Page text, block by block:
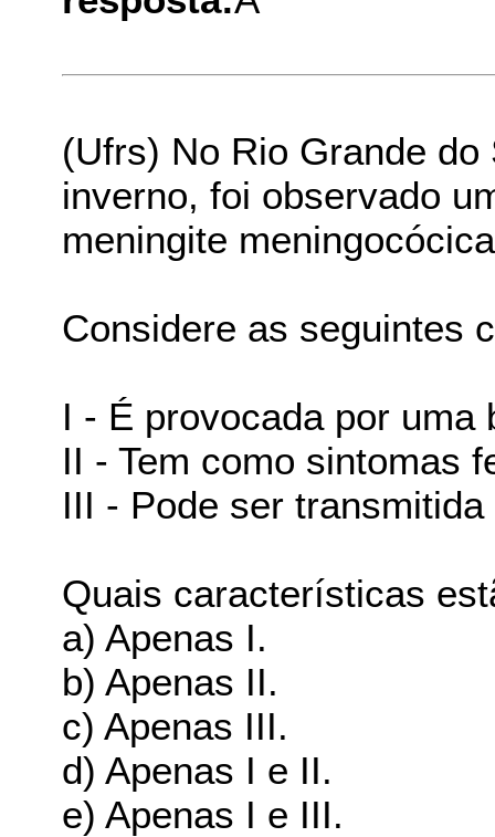
(Ufrs) No Rio Grande
inverno, foi observado
meningite
Considere as seguintes
I - É provocada por uma
II - Tem como sintomas
III - Pode ser
Quais características
a) Apenas I.
b) Apenas II.
c) Apenas III.
d) Apenas I e II.
e) Apenas I e III.